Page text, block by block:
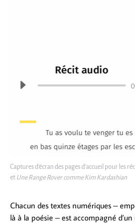
Captures d’écran des pages d’accueil pour les
et Une Range Rover comme Kim Kardashian
Chacun des textes numériques –
là à la poésie – est accompagné d’un